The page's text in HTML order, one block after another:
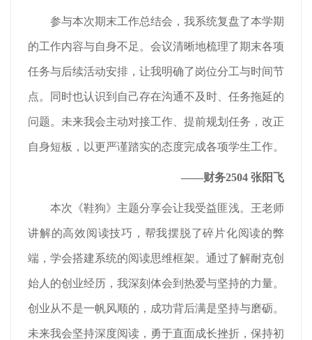
参与本次期末工作总结会，我系统复盘了本学期
的工作内容与自身不足。会议清晰地梳理了期末各项
任务与后续活动安排，让我明确了岗位分工与时间节
点。同时也认识到自己存在沟通不及时、任务拖延的
问题。未来我会主动对接工作、提前规划任务，改正
自身短板，以更严谨踏实的态度完成各项学生工作。
——财务2504 张阳飞
本次《鞋狗》主题分享会让我受益匪浅。王老师
讲解的高效阅读技巧，帮我摆脱了碎片化阅读的弊
端，学会搭建系统的阅读思维框架。通过了解耐克创
始人的创业经历，我深刻体会到热爱与坚持的力量。
创业从不是一帆风顺的，成功背后满是坚持与磨砺。
未来我会坚持深度阅读，勇于直面成长挫折，保持初